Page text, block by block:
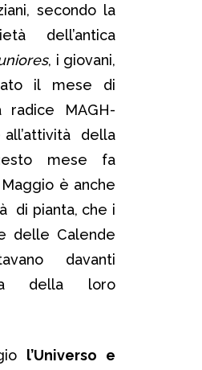
secondo la
dell’antica
, i giovani,
il mese di
radice MAGH-
della
mese fa
è anche
di pianta, che i
delle Calende
davanti
della loro
l’Universo e